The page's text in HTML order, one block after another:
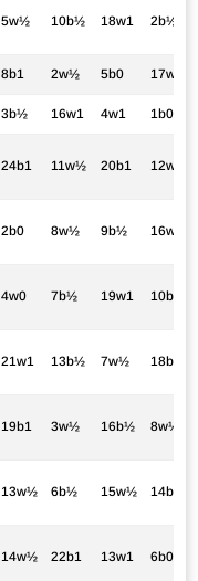
5w½ 10b½ 18w1 2b½
8b1 2w½ 5b0 17w1
3b½ 16w1 4w1 1b0
24b1 11w½ 20b1 12w1
2b0 8w½ 9b½ 16w1
4w0 7b½ 19w1 10b½
21w1 13b½ 7w½ 18b1
19b1 3w½ 16b½ 8w½
13w½ 6b½ 15w½ 14b½
14w½ 22b1 13w1 6b0